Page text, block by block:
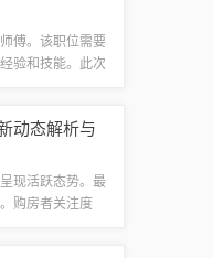
傅。该职位需要
验和技能。此次
请联系公司...
动态解析与
现活跃态势。最
购房者关注度